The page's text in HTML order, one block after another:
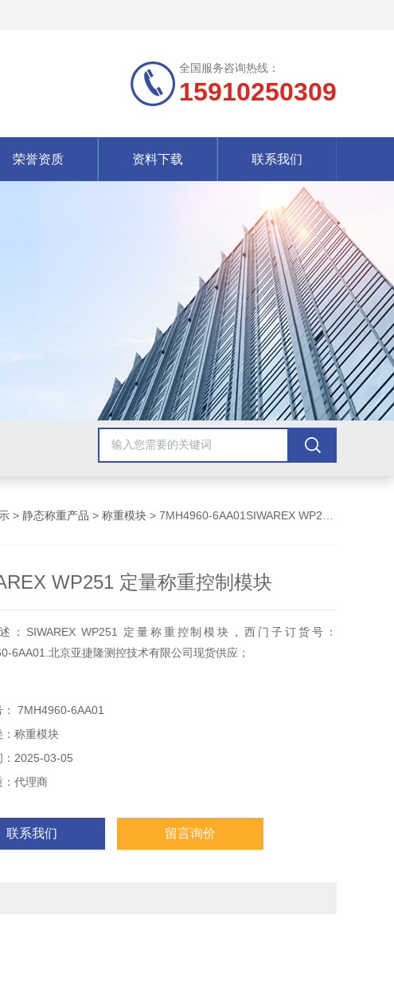
全国服务咨询热线：
15910250309
荣誉资质 资料下载 联系我们
> 静态称重产品 > 称重模块 > 7MH4960-6AA01SIWAREX WP251 定量称重控制模块
WP251 定量称重控制模块
：SIWAREX WP251 定量称重控制模块，西门子订货号：
6AA01.北京亚捷隆测控技术有限公司现货供应；
： 7MH4960-6AA01
：称重模块
：2025-03-05
：代理商
联系我们 留言询价